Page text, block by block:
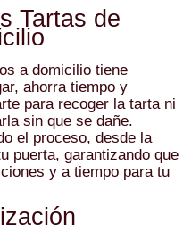
Tartas de
a domicilio tiene
ahorra tiempo y
para recoger la tarta ni
sin que se dañe.
el proceso, desde la
puerta, garantizando que
y a tiempo para tu